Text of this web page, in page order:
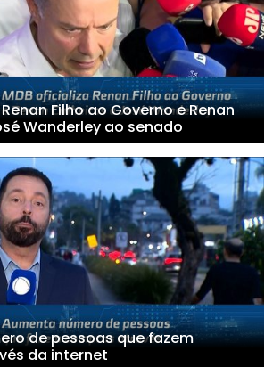
Filho ao Governo e Renan
Wanderley ao senado
de pessoas que fazem
da internet